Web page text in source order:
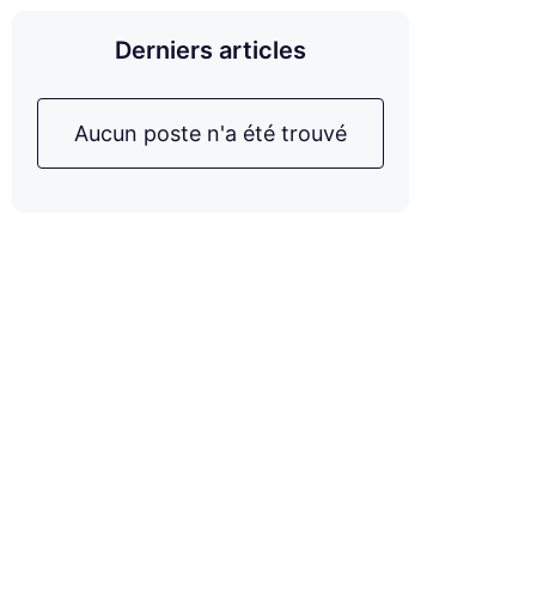
Derniers articles
Aucun poste n'a été trouvé